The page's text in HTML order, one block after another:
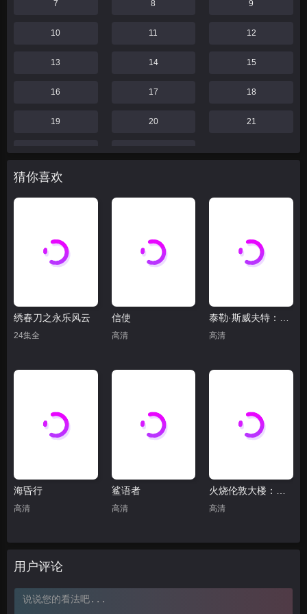
7 8 9
10 11 12
13 14 15
16 17 18
19 20 21
22 23
猜你喜欢
绣春刀之永乐风云
24集全
信使
高清
泰勒·斯威夫特：歌舞女郎的官方发布会(抢先版)
高清
海昏行
高清
鲨语者
高清 高清
用户评论